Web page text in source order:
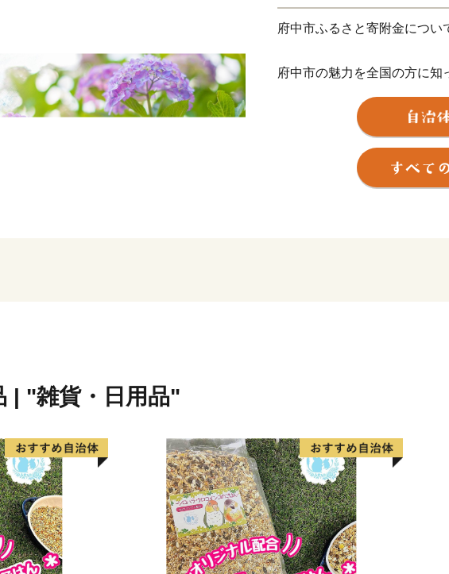
府中市ふるさと寄附金につい
府中市の魅力を全国の方に知
の方に懐かしんでいただく
いただいた方にはお礼の品を
・お礼の品のお届けには1～
| "雑貨・日用品"